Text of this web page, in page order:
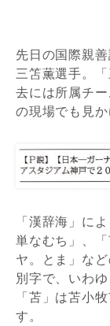
先日の国際親
三笘薫選手。
去には所属チ
の現場でも見か
「漢辞海」に
単なむち」、
ヤ。とま」な
別字で、いわ
「苫」は苫小
す。